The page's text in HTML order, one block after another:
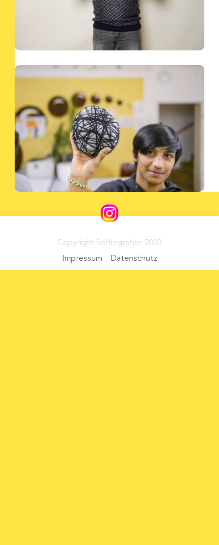
Copyright Selfiegrafen 2023
Impressum
Datenschutz